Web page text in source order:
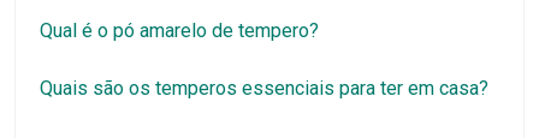
Qual é o pó amarelo de tempero?
Quais são os temperos essenciais para ter em casa?